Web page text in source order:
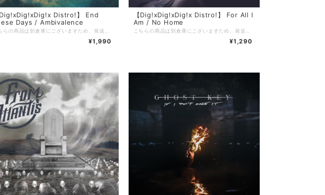
Dig!xDig!xDig!x Distro!】 End
Days / Ambivalence
¥1,990
【Dig!xDig!xDig!x Distro!】 For All I
Am / No Home
¥1,290